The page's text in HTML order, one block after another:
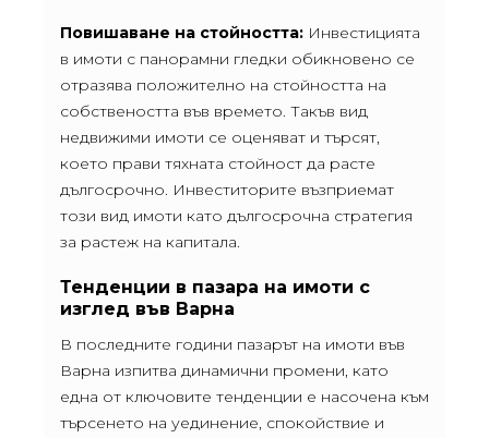
Повишаване на стойността: Инвестицията
в имоти с панорамни гледки обикновено се
отразява положително на стойността на
собствеността във времето. Такъв вид
недвижими имоти се оценяват и търсят,
което прави тяхната стойност да расте
дългосрочно. Инвеститорите възприемат
този вид имоти като дългосрочна стратегия
за растеж на капитала.
Тенденции в пазара на имоти с
изглед във Варна
В последните години пазарът на имоти във
Варна изпитва динамични промени, като
една от ключовите тенденции е насочена към
търсенето на уединение, спокойствие и